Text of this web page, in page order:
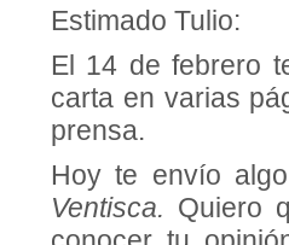
Estimado Tulio:
El 14 de febrero
carta en varias
prensa.
Hoy te envío
Ventisca. Quiero